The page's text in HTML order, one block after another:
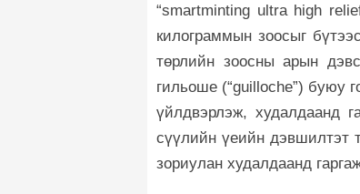
“smartminting ultra high
килограммын зоосыг
төрлийн зоосны арын
гильоше (“guilloche”) буюу
үйлдвэрлэж, худалдаанд
сүүлийн үеийн дэвшилтэт
зориулан худалдаанд